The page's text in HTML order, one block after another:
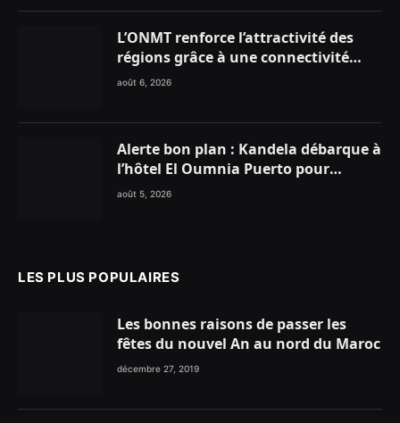
L’ONMT renforce l’attractivité des
régions grâce à une connectivité
aérienne historique de Ryanair
août 6, 2026
Alerte bon plan : Kandela débarque à
l’hôtel El Oumnia Puerto pour
enflammer le Chiringuito Malibu
août 5, 2026
LES PLUS POPULAIRES
Les bonnes raisons de passer les
fêtes du nouvel An au nord du Maroc
décembre 27, 2019